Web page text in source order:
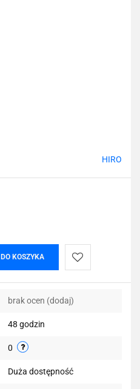
HIRO
DO KOSZYKA
Do
brak ocen (dodaj)
48 godzin
0
Duża dostępność